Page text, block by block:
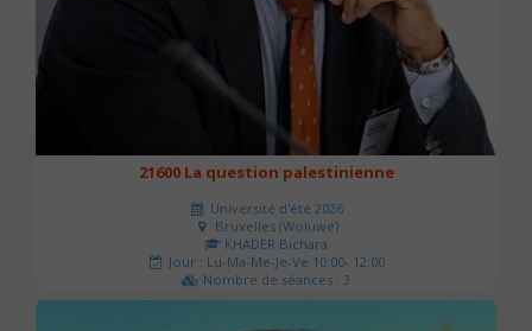
21600 La question palestinienne
Université d'été 2026
Bruxelles (Woluwé)
KHADER Bichara
Jour : Lu-Ma-Me-Je-Ve 10:00- 12:00
Nombre de séances : 3
63 €